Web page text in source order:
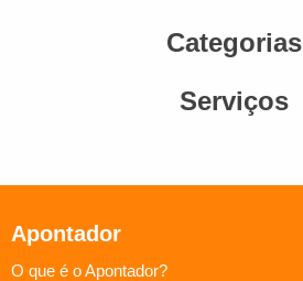
Categorias
Serviços
Apontador
O que é o Apontador?